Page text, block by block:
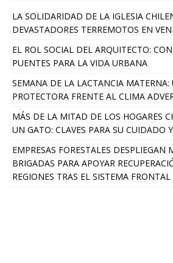
LA SOLIDARIDAD DE LA IGLESIA
DEVASTADORES TERREMOTOS EN
EL ROL SOCIAL DEL ARQUITECTO:
PUENTES PARA LA VIDA URBANA
SEMANA DE LA LACTANCIA
PROTECTORA FRENTE AL CLIMA
MÁS DE LA MITAD DE LOS HOGARES
UN GATO: CLAVES PARA SU CUIDADO
EMPRESAS FORESTALES DESPLIEGAN
BRIGADAS PARA APOYAR
REGIONES TRAS EL SISTEMA FRONTAL